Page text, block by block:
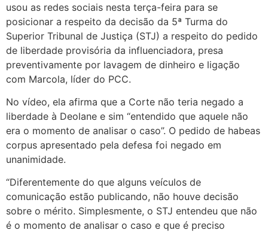
usou as redes sociais nesta terça-feira para se
posicionar a respeito da decisão da 5ª Turma do
Superior Tribunal de Justiça (STJ) a respeito do pedido
de liberdade provisória da influenciadora, presa
preventivamente por lavagem de dinheiro e ligação
com Marcola, líder do PCC.
No vídeo, ela afirma que a Corte não teria negado a
liberdade à Deolane e sim “entendido que aquele não
era o momento de analisar o caso”. O pedido de habeas
corpus apresentado pela defesa foi negado em
unanimidade.
“Diferentemente do que alguns veículos de
comunicação estão publicando, não houve decisão
sobre o mérito. Simplesmente, o STJ entendeu que não
é o momento de analisar o caso e que é preciso